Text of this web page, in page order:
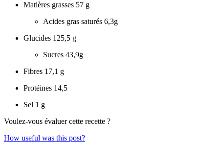
Matières grasses 57 g
Acides gras saturés 6,3g
Glucides 125,5 g
Sucres 43,9g
Fibres 17,1 g
Protéines 14,5
Sel 1 g
Voulez-vous évaluer cette recette ?
How useful was this post?